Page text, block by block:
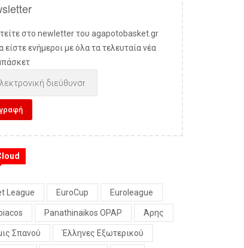
στο newletter του agapotobasket.gr
είστε ενήμεροι με όλα τα τελευταία νέα
League EuroCup Euroleague
Panathinaikos OPAP Άρης
Σπανού Έλληνες Εξωτερικού